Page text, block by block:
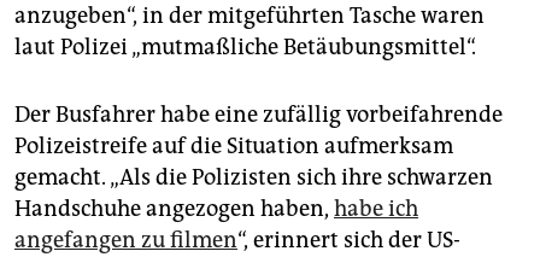
anzugeben“, in der mitgeführten Tasche waren
laut Polizei „mutmaßliche Betäubungsmittel“.
Der Busfahrer habe eine zufällig vorbeifahrende
Polizeistreife auf die Situation aufmerksam
gemacht. „Als die Polizisten sich ihre schwarzen
Handschuhe angezogen haben, habe ich
angefangen zu filmen“, erinnert sich der US-